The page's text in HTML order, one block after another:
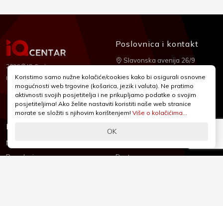
2026 © IQ Centar
Izrada:Nubilus
Informacije
Novosti & Promocije
Brandovi
Podrška
Dostava
Poslovnica i kontakt
Slavonska avenija 26/9
+385 1 2455 950
webshop@iqcentar.hr
Pon - Pet od 9 - 17h
Koristimo samo nužne kolačiće/cookies kako bi osigurali osnovne
mogućnosti web trgovine (košarica, jezik i valuta). Ne pratimo
aktivnosti svojih posjetitelja i ne prikupljamo podatke o svojim
posjetiteljima! Ako želite nastaviti koristiti naše web stranice
morate se složiti s njihovim korištenjem! Više o kolačićima...
OK